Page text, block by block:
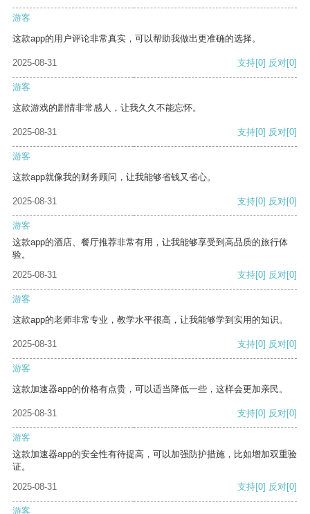
游客
这款app的用户评论非常真实，可以帮助我做出更准确的选择。
2025-08-31 支持[0] 反对[0]
游客
这款游戏的剧情非常感人，让我久久不能忘怀。
2025-08-31 支持[0] 反对[0]
游客
这款app就像我的财务顾问，让我能够省钱又省心。
2025-08-31 支持[0] 反对[0]
游客
这款app的酒店、餐厅推荐非常有用，让我能够享受到高品质的旅行体
验。
2025-08-31
支持[0] 反对[0]
游客
这款app的老师非常专业，教学水平很高，让我能够学到实用的知识。
2025-08-31 支持[0] 反对[0]
游客
这款加速器app的价格有点贵，可以适当降低一些，这样会更加亲民。
2025-08-31 支持[0] 反对[0]
游客
这款加速器app的安全性有待提高，可以加强防护措施，比如增加双重验
证。
2025-08-31
支持[0] 反对[0]
游客